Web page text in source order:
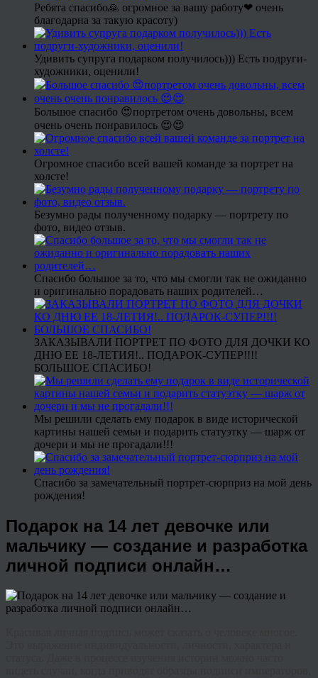
Ребята спасибо🙏 огромное за вашу работу❤ очень
благодарна за такую красоту)
Удивить супруга подарком получилось))) Есть подруги-
художники, оценили!
Большое спасибо 😍портретом очень довольны, всем
очень очень понравилось 😍😍
Огромное спасибо всей вашей команде за портрет на
холсте!
Безумно рады полученному подарку — портрету по
фото, видео отзыв.
Спасибо большое за то, что мы смогли так не ожиданно
и оригинально порадовать наших родителей…
ЗАКАЗЫВАЛИ ПОРТРЕТ ПО ФОТО ДЛЯ ДОЧКИ КО
ДНЮ ЕЕ 18-ЛЕТИЯ!.. ПОДАРОК-СУПЕР!!!!
БОЛЬШОЕ СПАСИБО!
Мы решили сделать ему подарок в виде исторической
картины нашей семьи и подарить статуэтку — шарж от
дочери и мы не прогадали!!!
Спасибо за замечательный портрет-сюрприз на мой день
рождения!
Подарок на 14 лет девочке или
мальчику — создание и разработка
личной подписи онлайн…